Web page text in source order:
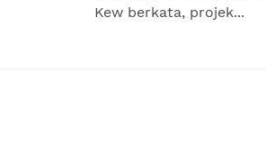
Kew berkata, projek...